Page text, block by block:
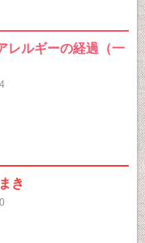
レルギーの経過（一
き